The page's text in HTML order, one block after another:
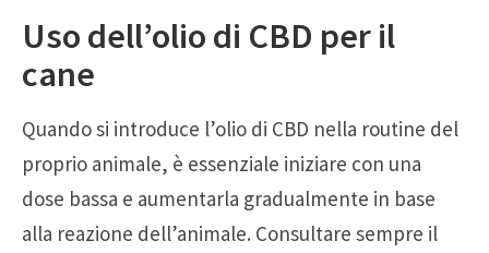
Uso dell’olio di CBD per il
cane
Quando si introduce l’olio di CBD nella routine del
proprio animale, è essenziale iniziare con una
dose bassa e aumentarla gradualmente in base
alla reazione dell’animale. Consultare sempre il